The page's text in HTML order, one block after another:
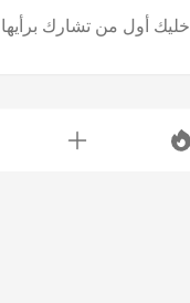
خليك أول من تشارك برأيها